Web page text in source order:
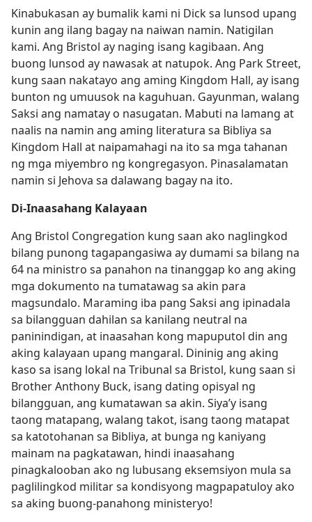
Kinabukasan ay bumalik kami ni Dick sa lunsod upang
kunin ang ilang bagay na naiwan namin. Natigilan
kami. Ang Bristol ay naging isang kagibaan. Ang
buong lunsod ay nawasak at natupok. Ang Park Street,
kung saan nakatayo ang aming Kingdom Hall, ay isang
bunton ng umuusok na kaguhuan. Gayunman, walang
Saksi ang namatay o nasugatan. Mabuti na lamang at
naalis na namin ang aming literatura sa Bibliya sa
Kingdom Hall at naipamahagi na ito sa mga tahanan
ng mga miyembro ng kongregasyon. Pinasalamatan
namin si Jehova sa dalawang bagay na ito.
Di-Inaasahang Kalayaan
Ang Bristol Congregation kung saan ako naglingkod
bilang punong tagapangasiwa ay dumami sa bilang na
64 na ministro sa panahon na tinanggap ko ang aking
mga dokumento na tumatawag sa akin para
magsundalo. Maraming iba pang Saksi ang ipinadala
sa bilangguan dahilan sa kanilang neutral na
paninindigan, at inaasahan kong mapuputol din ang
aking kalayaan upang mangaral. Dininig ang aking
kaso sa isang lokal na Tribunal sa Bristol, kung saan si
Brother Anthony Buck, isang dating opisyal ng
bilangguan, ang kumatawan sa akin. Siya’y isang
taong matapang, walang takot, isang taong matapat
sa katotohanan sa Bibliya, at bunga ng kaniyang
mainam na pagkatawan, hindi inaasahang
pinagkalooban ako ng lubusang eksemsiyon mula sa
paglilingkod militar sa kondisyong magpapatuloy ako
sa aking buong-panahong ministeryo!